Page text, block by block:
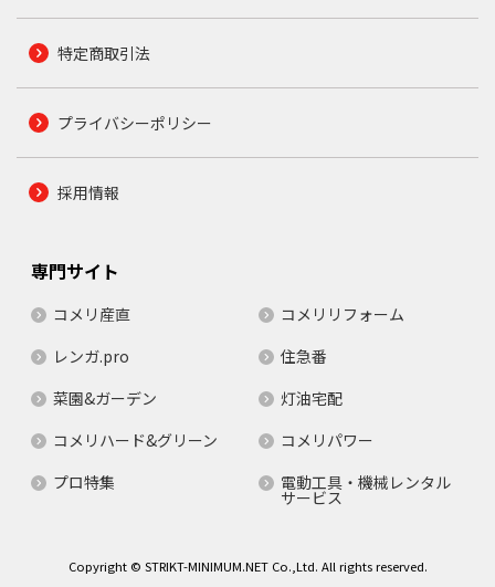
特定商取引法
プライバシーポリシー
採用情報
専門サイト
コメリ産直
コメリリフォーム
レンガ.pro
住急番
菜園&ガーデン
灯油宅配
コメリハード&グリーン
コメリパワー
プロ特集
電動工具・機械レンタル
サービス
Copyright © STRIKT-MINIMUM.NET Co.,Ltd. All rights reserved.